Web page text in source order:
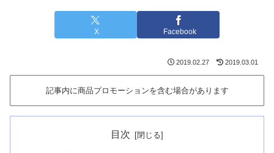
X Facebook
2019.02.27 2019.03.01
記事内に商品プロモーションを含む場合があります
目次